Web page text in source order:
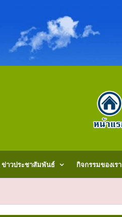
ข่าวประชาสัมพันธ์ กิจกรรมของเรา